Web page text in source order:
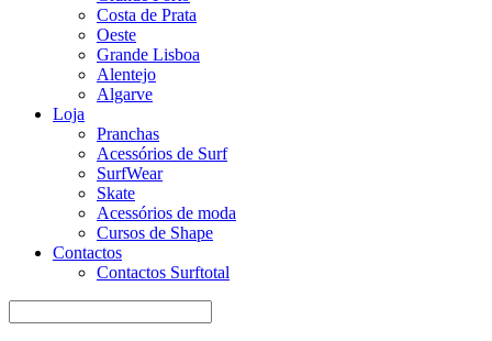
Costa de Prata
Oeste
Grande Lisboa
Alentejo
Algarve
Loja
Pranchas
Acessórios de Surf
SurfWear
Skate
Acessórios de moda
Cursos de Shape
Contactos
Contactos Surftotal